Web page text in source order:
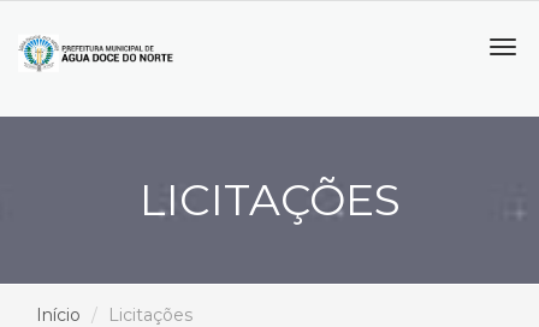
LICITAÇÕES
Início Licitações